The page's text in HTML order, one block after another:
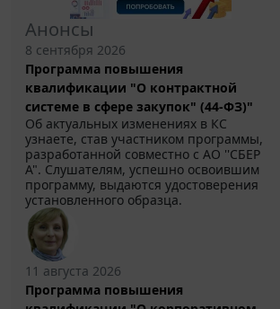
Анонсы
8 сентября 2026
Программа повышения
квалификации "О контрактной
системе в сфере закупок" (44-ФЗ)"
Об актуальных изменениях в КС
узнаете, став участником программы,
разработанной совместно с АО ''СБЕР
А". Слушателям, успешно освоившим
программу, выдаются удостоверения
установленного образца.
11 августа 2026
Программа повышения